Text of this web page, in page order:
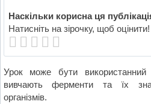
Наскільки корисна ця
Натисніть на зірочку, щоб оцінити!
Урок може бути
вивчають ферменти та їх
організмів.